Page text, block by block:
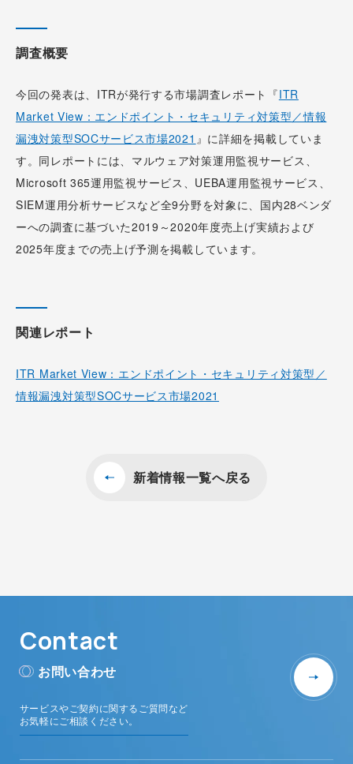
調査概要
今回の発表は、ITRが発行する市場調査レポート『ITR
Market View：エンドポイント・セキュリティ対策型／情報
漏洩対策型SOCサービス市場2021 』に詳細を掲載していま
す。同レポートには、マルウェア対策運用監視サービス、
Microsoft 365運用監視サービス、UEBA運用監視サービス、
SIEM運用分析サービスなど全9分野を対象に、国内28ベンダ
ーへの調査に基づいた2019～2020年度売上げ実績および
2025年度までの売上げ予測を掲載しています。
関連レポート
ITR Market View：エンドポイント・セキュリティ対策型／
情報漏洩対策型SOCサービス市場2021
新着情報一覧へ戻る
Contact
お問い合わせ
サービスやご契約に関するご質問など
お気軽にご相談ください。